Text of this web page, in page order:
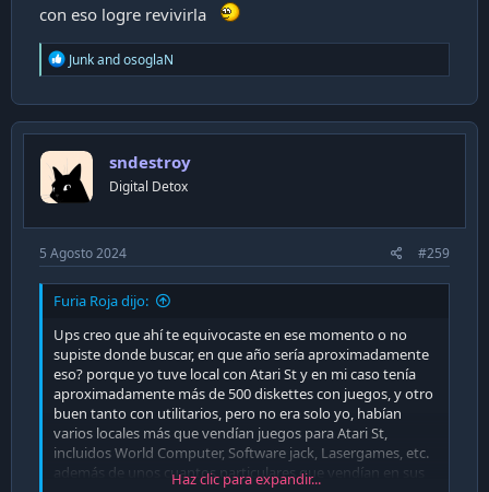
con eso logre revivirla
R
e
c
t
n
JunkandosoglaN
sndestroy
Digital Detox
5 Agosto 2024 #259
Furia Roja dijo:
Ups creo que ahí te equivocaste en ese momento o no
supiste donde buscar, en que año sería aproximadamente
eso? porque yo tuve local con Atari St y en mi caso tenía
aproximadamente más de 500 diskettes con juegos, y otro
buen tanto con utilitarios, pero no era solo yo, habían
varios locales más que vendían juegos para Atari St,
incluidos World Computer, Software jack, Lasergames, etc.
además de unos cuantos particulares que vendían en sus
Haz clic para expandir...